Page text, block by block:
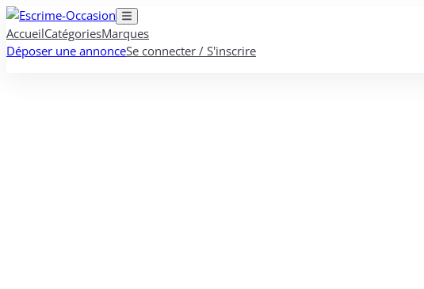
AccueilCatégoriesMarques
Déposer une annonceSe connecter / S'inscrire